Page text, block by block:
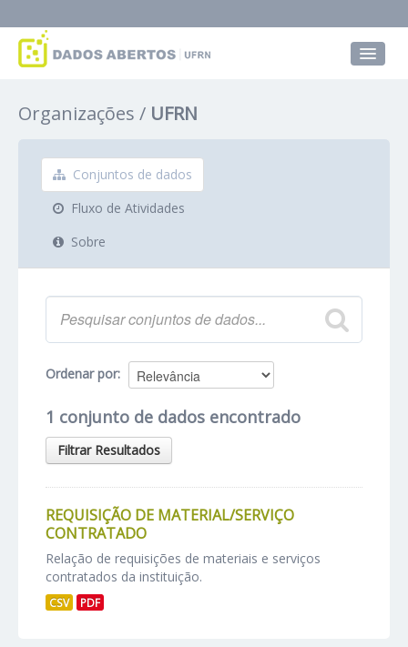
Grupos
Sobre
Organizações UFRN
Conjuntos de dados
Fluxo de Atividades
Sobre
Ordenar por
1 conjunto de dados encontrado
Filtrar Resultados
REQUISIÇÃO DE MATERIAL/SERVIÇO
CONTRATADO
Relação de requisições de materiais e serviços
contratados da instituição.
CSV PDF